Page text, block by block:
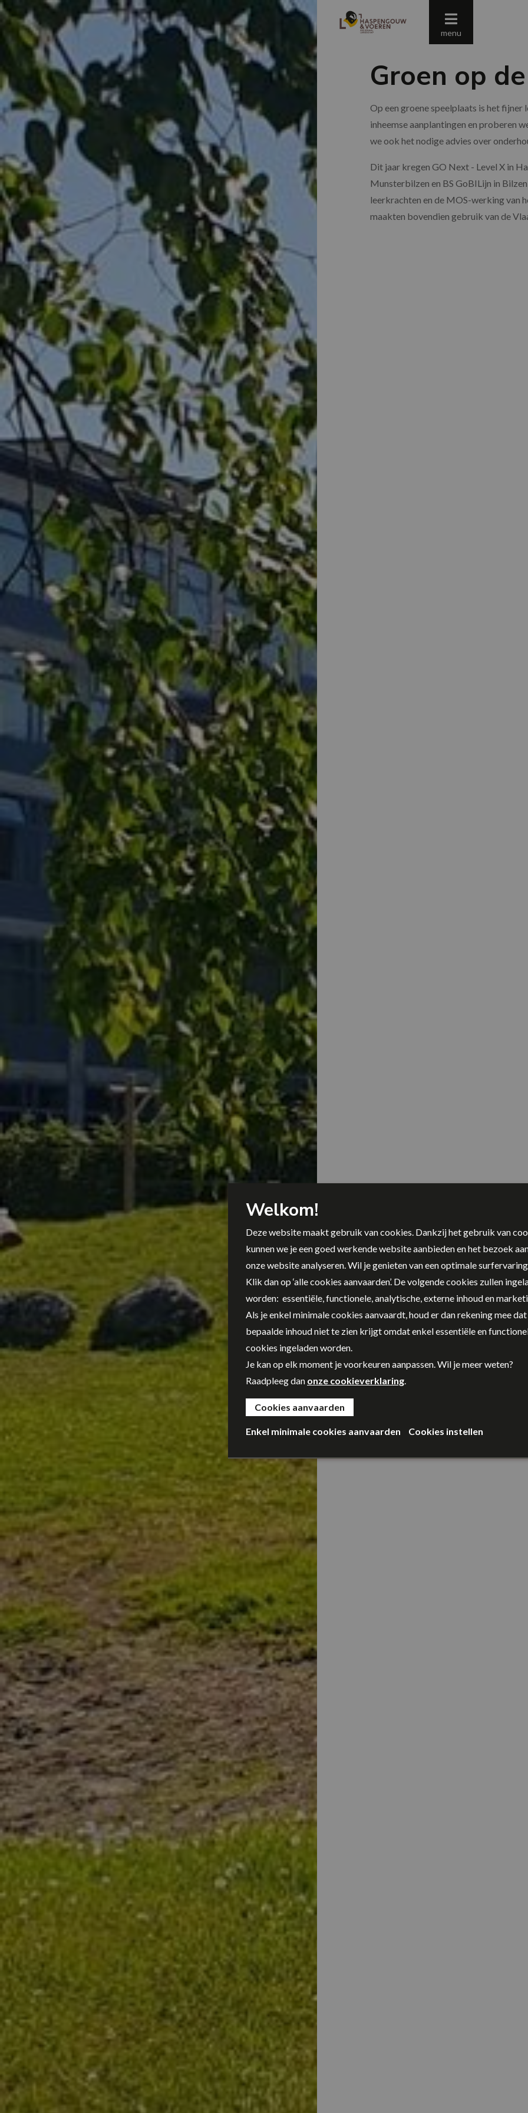
Jaaroverzicht 2025
Jaaroverzicht 2025
menu
Groen op
Op een groene speelplaats is het fijner
inheemse aanplantingen en proberen
we ook het nodige advies over
Dit jaar kregen GO Next - Level X in
Munsterbilzen en BS GoBILijn in
leerkrachten en de MOS-werking van
maakten bovendien gebruik van de
Welkom!
Deze website maakt gebruik van cookies. Dankzij het gebruik van
kunnen we je een goed werkende website aanbieden en het bezoek
onze website analyseren. Wil je genieten van een optimale
Klik dan op ‘alle cookies aanvaarden’. De volgende cookies zullen
worden: essentiële, functionele, analytische, externe inhoud en
Als je enkel minimale cookies aanvaardt, houd er dan rekening mee
bepaalde inhoud niet te zien krijgt omdat enkel essentiële en
cookies ingeladen worden.
Je kan op elk moment je voorkeuren aanpassen. Wil je meer weten?
Raadpleeg dan onze cookieverklaring
Cookies aanvaarden
Enkel minimale cookies aanvaarden Cookies instellen